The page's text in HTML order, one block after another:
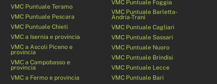
VMC Puntuale Teramo
VMC Puntuale Pescara
VMC Puntuale Chieti
VMC a Isernia e provincia
VMC a Ascoli Piceno e
provincia
VMC a Campobasso e
provincia
VMC a Fermo e provincia
VMC Puntuale Foggia
VMC Puntuale Barletta-
Andria-Trani
VMC Puntuale Cagliari
VMC Puntuale Sassari
VMC Puntuale Nuoro
VMC Puntuale Brindisi
VMC Puntuale Lecce
VMC Puntuale Bari